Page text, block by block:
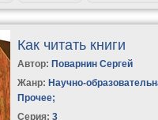
Как читать книги
Автор: Поварнин Сергей
Жанр: Научно-
Прочее;
Серия: 3